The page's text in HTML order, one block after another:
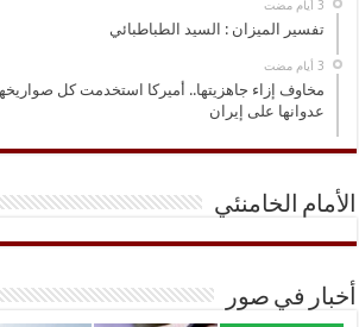
تفسير الميزان : السيد الطباطبائي
مخاوف إزاء جاهزيتها.. أميركا استخدمت كل
عدوانها على إيران
الأمام الخامنئي
أخبار في صور